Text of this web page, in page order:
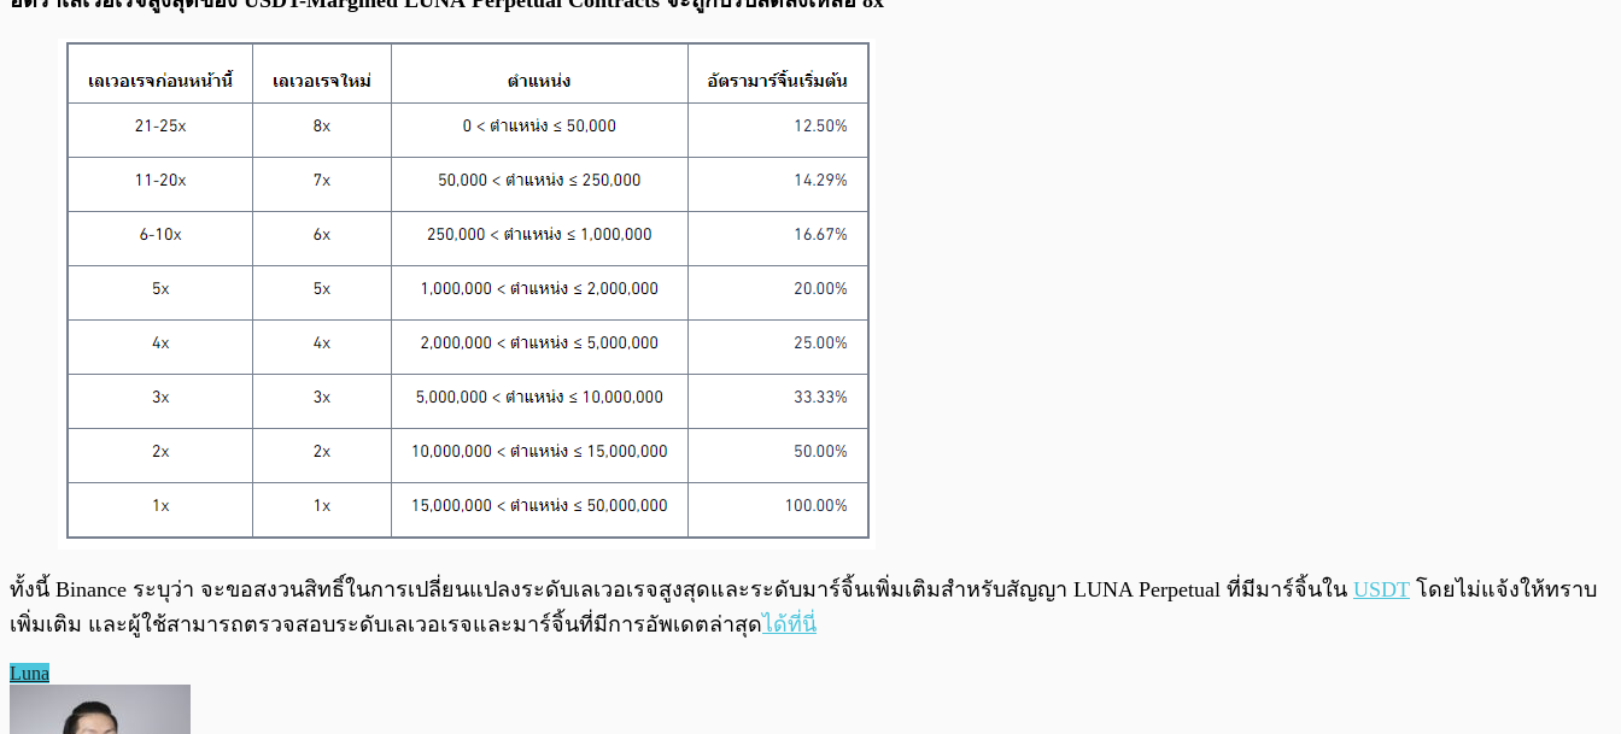
ทั้งนี้ Binance ระบุว่า จะขอสงวนสิทธิ์ในการเปลี่ยนแปลงระดับเลเวอเรจสูงสุดและระดับมาร์จิ้นเพิ่มเติมสำหรับสัญญา LUNA Perpetual ที่มีมาร์จิ้นใน USDT โดยไม่แจ้งให้ทราบ
เพิ่มเติม และผู้ใช้สามารถตรวจสอบระดับเลเวอเรจและมาร์จิ้นที่มีการอัพเดตล่าสุดได้ที่นี่
Luna